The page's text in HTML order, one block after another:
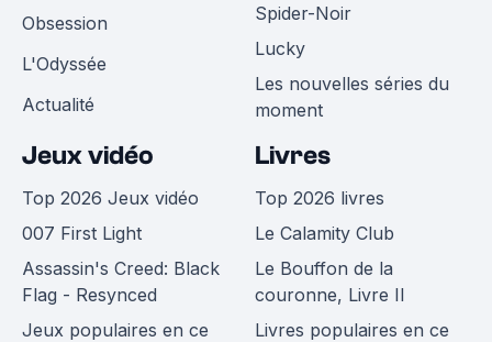
Obsession
L'Odyssée
Actualité
Spider-Noir
Lucky
Les nouvelles séries du
moment
Jeux vidéo
Top 2026 Jeux vidéo
007 First Light
Assassin's Creed: Black
Flag - Resynced
Jeux populaires en ce
Livres
Top 2026 livres
Le Calamity Club
Le Bouffon de la
couronne, Livre II
Livres populaires en ce